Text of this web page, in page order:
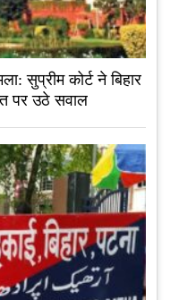
सुप्रीम कोर्ट ने बिहार
पर उठे सवाल